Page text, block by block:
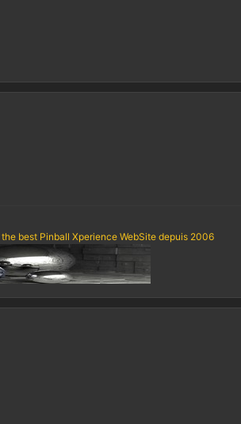
the best Pinball Xperience WebSite depuis 2006